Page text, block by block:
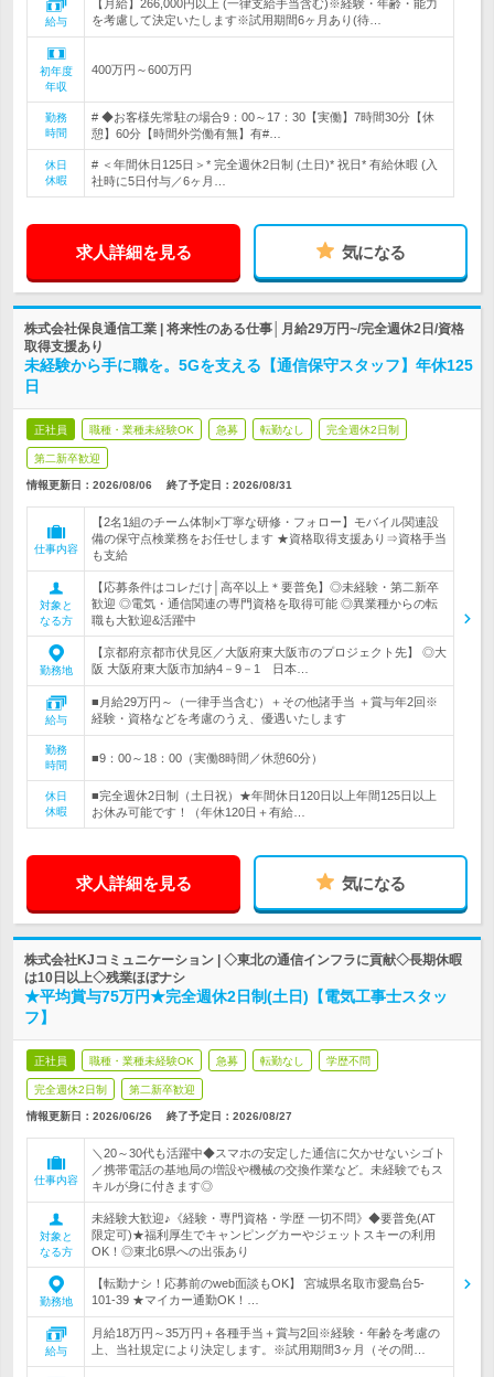
給与
【月給】266,000円以上 (一律支給手当含む)※経験・年齢・能力
を考慮して決定いたします※試用期間6ヶ月あり(待…
初年度
年収
400万円～600万円
勤務
時間
# ◆お客様先常駐の場合9：00～17：30【実働】7時間30分【休
憩】60分【時間外労働有無】有#…
休日
休暇
# ＜年間休日125日＞* 完全週休2日制 (土日)* 祝日* 有給休暇 (入
社時に5日付与／6ヶ月…
求人詳細を見る 気になる
株式会社保良通信工業 | 将来性のある仕事│月給29万円~/完全週休2日/資格
取得支援あり
未経験から手に職を。5Gを支える【通信保守スタッフ】年休125
日
正社員 職種・業種未経験OK 急募 転勤なし 完全週休2日制
第二新卒歓迎
情報更新日：2026/08/06 終了予定日： 2026/08/31
仕事内容
【2名1組のチーム体制×丁寧な研修・フォロー】モバイル関連設
備の保守点検業務をお任せします ★資格取得支援あり⇒資格手当
も支給
対象と
なる方
【応募条件はコレだけ│高卒以上＊要普免】◎未経験・第二新卒
歓迎 ◎電気・通信関連の専門資格を取得可能 ◎異業種からの転
職も大歓迎&活躍中
勤務地
【京都府京都市伏見区／大阪府東大阪市のプロジェクト先】 ◎大
阪 大阪府東大阪市加納4－9－1 日本…
給与
■月給29万円～（一律手当含む）＋その他諸手当 ＋賞与年2回※
経験・資格などを考慮のうえ、優遇いたします
勤務
時間
■9：00～18：00（実働8時間／休憩60分）
休日
休暇
■完全週休2日制（土日祝）★年間休日120日以上年間125日以上
お休み可能です！（年休120日＋有給…
求人詳細を見る 気になる
株式会社KJコミュニケーション | ◇東北の通信インフラに貢献◇長期休暇
は10日以上◇残業ほぼナシ
★平均賞与75万円★完全週休2日制(土日)【電気工事士スタッ
フ】
正社員 職種・業種未経験OK 急募 転勤なし 学歴不問
完全週休2日制 第二新卒歓迎
情報更新日：2026/06/26 終了予定日： 2026/08/27
仕事内容
＼20～30代も活躍中◆スマホの安定した通信に欠かせないシゴト
／携帯電話の基地局の増設や機械の交換作業など。未経験でもス
キルが身に付きます◎
対象と
なる方
未経験大歓迎♪《経験・専門資格・学歴 一切不問》◆要普免(AT
限定可)★福利厚生でキャンピングカーやジェットスキーの利用
OK！◎東北6県への出張あり
勤務地
【転勤ナシ！応募前のweb面談もOK】 宮城県名取市愛島台5‐
101-39 ★マイカー通勤OK！…
給与
月給18万円～35万円＋各種手当＋賞与2回※経験・年齢を考慮の
上、当社規定により決定します。※試用期間3ヶ月（その間…